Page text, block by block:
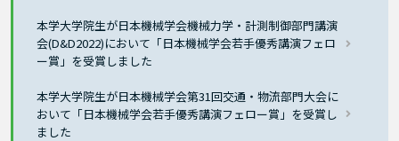
本学大学院生が日本機械学会機械力学・計測制御部門講演
会(D&D2022)において「日本機械学会若手優秀講演フェロ
ー賞」を受賞しました
本学大学院生が日本機械学会第31回交通・物流部門大会に
おいて「日本機械学会若手優秀講演フェロー賞」を受賞し
ました